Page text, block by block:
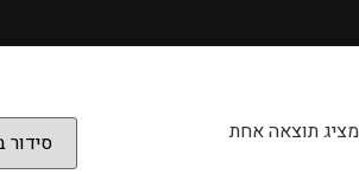
מציג תוצאה אחת